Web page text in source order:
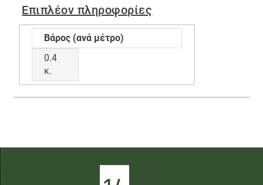
Επιπλέον πληροφορίες
Βάρος (ανά μέτρο)
0.4
κ.